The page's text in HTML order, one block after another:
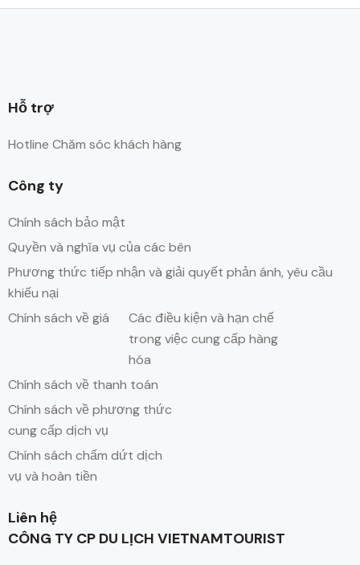
Hỗ trợ
Hotline Chăm sóc khách hàng
Công ty
Chính sách bảo mật
Quyền và nghĩa vụ của các bên
Phương thức tiếp nhận và giải quyết phản ánh, yêu cầu
khiếu nại
Chính sách về giá
Các điều kiện và hạn chế
trong việc cung cấp hàng
hóa
Chính sách về thanh toán
Chính sách về phương thức
cung cấp dịch vụ
Chính sách chấm dứt dịch
vụ và hoàn tiền
Liên hệ
CÔNG TY CP DU LỊCH VIETNAMTOURIST